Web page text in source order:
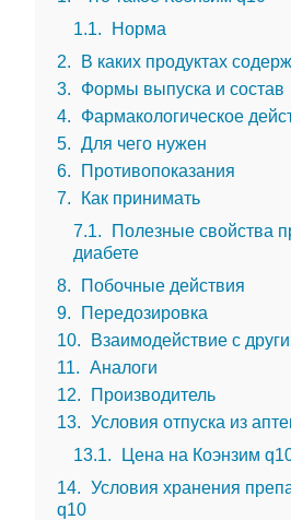
1.1
Норма
2
В каких продуктах
3
Формы выпуска и состав
4
Фармакологическое
5
Для чего нужен
6
Противопоказания
7
Как принимать
7.1
Полезные свойства
диабете
8
Побочные действия
9
Передозировка
10
Взаимодействие с
11
Аналоги
12
Производитель
13
Условия отпуска из
13.1
Цена на Коэнзим
14
Условия хранения
q10